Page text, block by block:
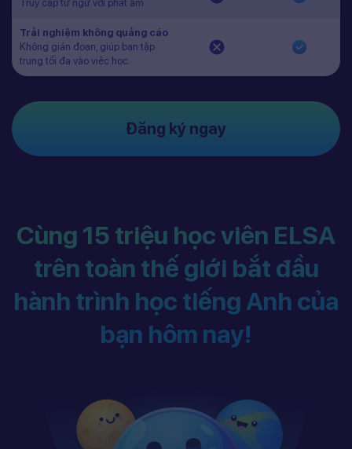
Truy cập từ ngữ với phát âm
Trải nghiệm không quảng cáo
Không gián đoạn, giúp bạn tập
trung tối đa vào việc học.
Đăng ký ngay
Cùng 15 triệu học viên ELSA
trên toàn thế giới bắt đầu
hành trình học tiếng Anh của
bạn hôm nay!